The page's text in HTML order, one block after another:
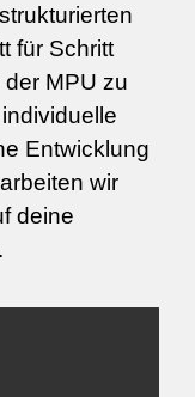
für Schritt
MPU zu
Entwicklung
wir
deine